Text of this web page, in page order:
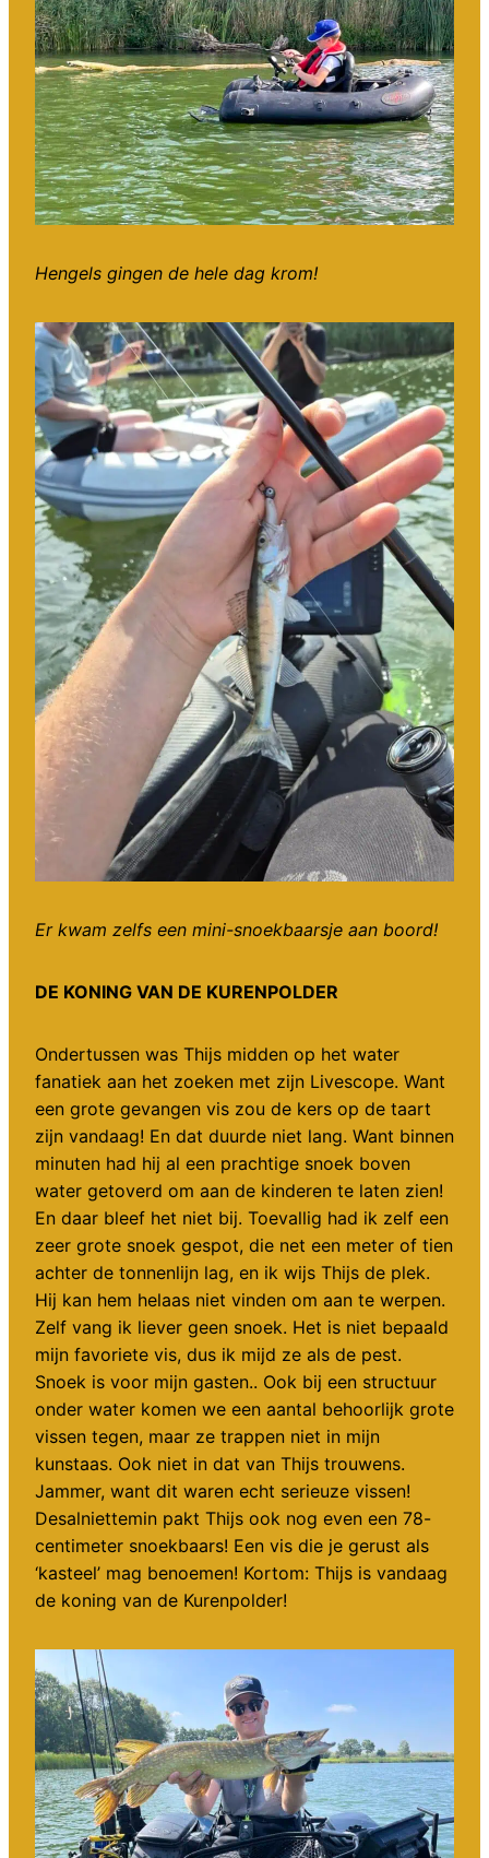
Hengels gingen de hele dag krom!
Er kwam zelfs een mini-snoekbaarsje aan boord!
DE KONING VAN DE KURENPOLDER
Ondertussen was Thijs midden op het water
fanatiek aan het zoeken met zijn Livescope. Want
een grote gevangen vis zou de kers op de taart
zijn vandaag! En dat duurde niet lang. Want binnen
minuten had hij al een prachtige snoek boven
water getoverd om aan de kinderen te laten zien!
En daar bleef het niet bij. Toevallig had ik zelf een
zeer grote snoek gespot, die net een meter of tien
achter de tonnenlijn lag, en ik wijs Thijs de plek.
Hij kan hem helaas niet vinden om aan te werpen.
Zelf vang ik liever geen snoek. Het is niet bepaald
mijn favoriete vis, dus ik mijd ze als de pest.
Snoek is voor mijn gasten.. Ook bij een structuur
onder water komen we een aantal behoorlijk grote
vissen tegen, maar ze trappen niet in mijn
kunstaas. Ook niet in dat van Thijs trouwens.
Jammer, want dit waren echt serieuze vissen!
Desalniettemin pakt Thijs ook nog even een 78-
centimeter snoekbaars! Een vis die je gerust als
‘kasteel’ mag benoemen! Kortom: Thijs is vandaag
de koning van de Kurenpolder!